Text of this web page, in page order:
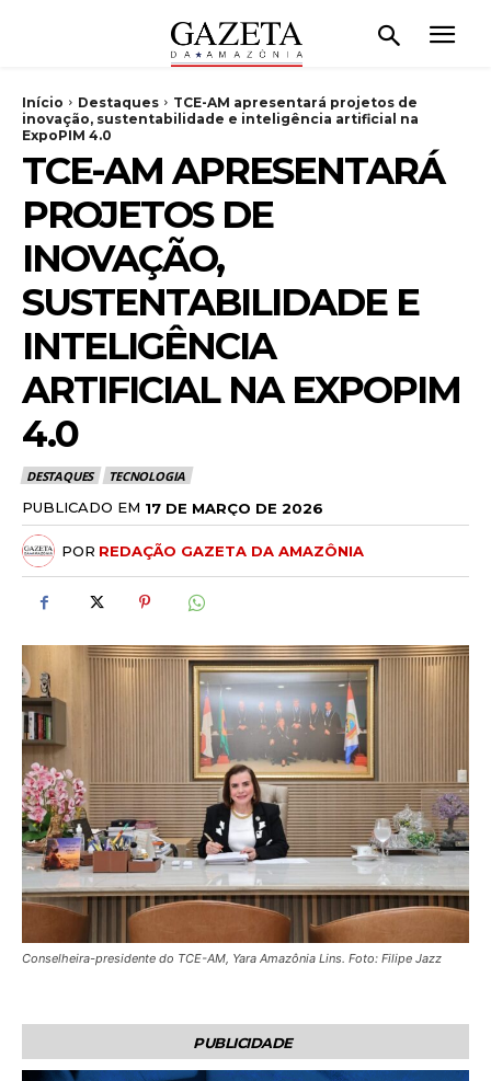
Início Destaques
TCE-AM apresentará projetos de
inovação, sustentabilidade e inteligência artificial na
ExpoPIM 4.0
TCE-AM APRESENTARÁ
PROJETOS DE
INOVAÇÃO,
SUSTENTABILIDADE E
INTELIGÊNCIA
ARTIFICIAL NA EXPOPIM
4.0
DESTAQUES TECNOLOGIA
PUBLICADO EM 17 DE MARÇO DE 2026
POR REDAÇÃO GAZETA DA AMAZÔNIA
Conselheira-presidente do TCE-AM, Yara Amazônia Lins. Foto: Filipe Jazz
PUBLICIDADE